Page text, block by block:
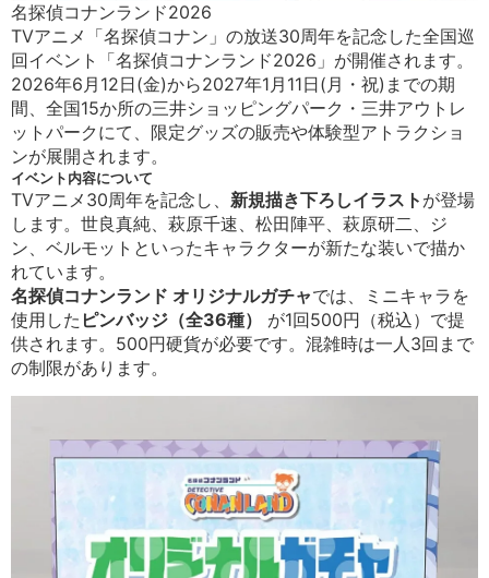
名探偵コナンランド2026
TVアニメ「名探偵コナン」の放送30周年を記念した全国巡
回イベント「名探偵コナンランド2026」が開催されます。
2026年6月12日(金)から2027年1月11日(月・祝)までの期
間、全国15か所の三井ショッピングパーク・三井アウトレ
ットパークにて、限定グッズの販売や体験型アトラクショ
ンが展開されます。
イベント内容について
TVアニメ30周年を記念し、 新規描き下ろしイラスト が登場
します。世良真純、萩原千速、松田陣平、萩原研二、ジ
ン、ベルモットといったキャラクターが新たな装いで描か
れています。
名探偵コナンランド オリジナルガチャでは、ミニキャラを
使用した ピンバッジ（全36種）
が1回500円（税込）で提
供されます。500円硬貨が必要です。混雑時は一人3回まで
の制限があります。